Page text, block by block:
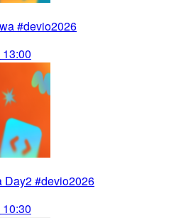
#devio2026
Day2 #devio2026